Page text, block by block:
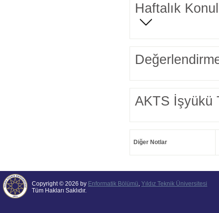
Haftalık
AKTS İşyükü
Diğer Notlar
Copyright © 2026 by Enformatik Bölümü, Yıldız Teknik Üniversitesi
Tüm Hakları Saklıdır.